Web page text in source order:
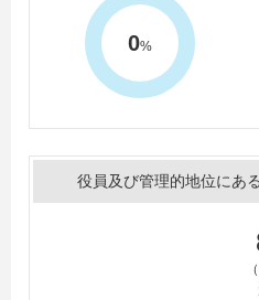
0%
役員及び管理的地位にあ